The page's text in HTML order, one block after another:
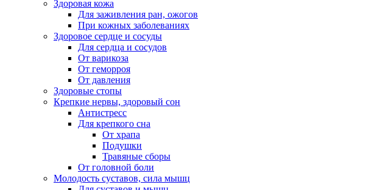
Здоровая кожа
Для заживления ран, ожогов
При кожных заболеваниях
Здоровое сердце и сосуды
Для сердца и сосудов
От варикоза
От геморроя
От давления
Здоровые стопы
Крепкие нервы, здоровый сон
Антистресс
Для крепкого сна
От храпа
Подушки
Травяные сборы
От головной боли
Молодость суставов, сила мышц